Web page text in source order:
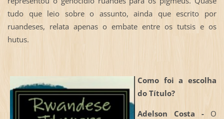
tudo que leio sobre o assunto, ainda que escrito por
ruandeses, relata apenas o embate entre os tutsis e os
hutus.
Como foi a escolha
do Título?
Adelson Costa - O